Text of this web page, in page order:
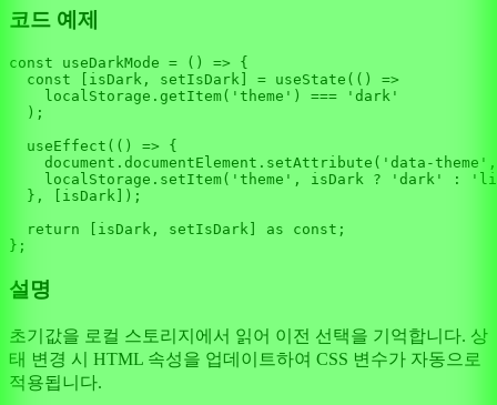
코드 예제
const useDarkMode = ( ) => {
const [isDark, setIsDark] = useState ( () =>
localStorage . getItem( 'theme' ) ===
'dark'
  );
useEffect ( () => {
document . documentElement . setAttribute ( 'data-theme'
localStorage . setItem( 'theme' , isDark ? 'dark' :
  }, [isDark]);
return [isDark, setIsDark] as const ;
설명
초기값을 로컬 스토리지에서 읽어 이전 선택을 기억합니다. 상
태 변경 시 HTML 속성을 업데이트하여 CSS 변수가 자동으로
적용됩니다.